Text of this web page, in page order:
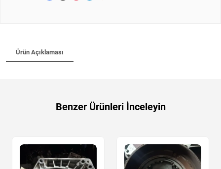
Ürün Açıklaması
Benzer Ürünleri İnceleyin